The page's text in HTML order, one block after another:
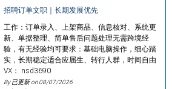
招聘订单文职｜长期发展优先
工作：订单录入、上架商品、信息核对、系统更
新、单据整理、简单售后问题处理无需跨境经
验，有无经验均可要求：基础电脑操作，细心踏
实，长期稳定适合应届生、转行人群，时间自由
VX： nsd3690
By 已更新 on08/07/2026